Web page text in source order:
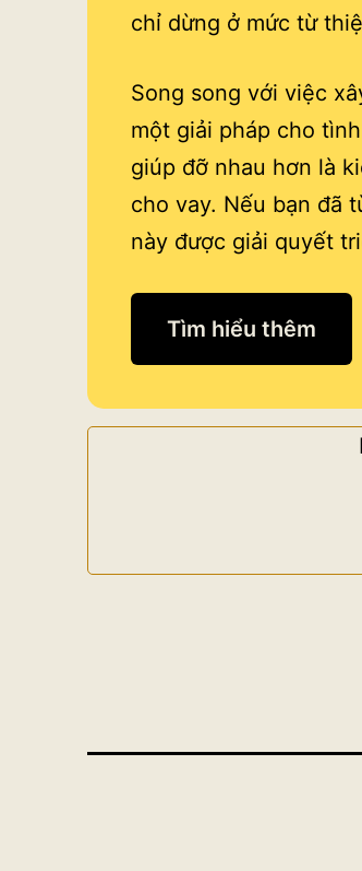
chỉ dừng ở mức từ
Song song với việc
một giải pháp cho
giúp đỡ nhau hơn là
cho vay. Nếu bạn đã
này được giải quyết
Tìm hiểu thêm